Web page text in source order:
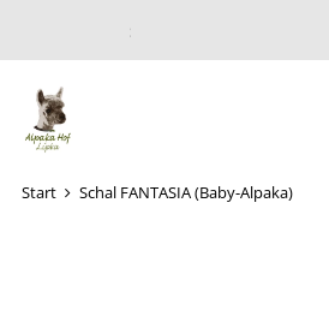
Start Schal FANTASIA (Baby-Alpaka)